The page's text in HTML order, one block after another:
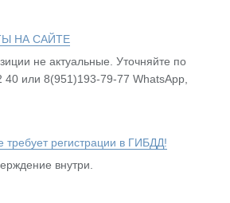
НА САЙТЕ
не актуальные. Уточняйте по
или 8(951)193-79-77 WhatsApp,
требует регистрации в ГИБДД!
внутри.